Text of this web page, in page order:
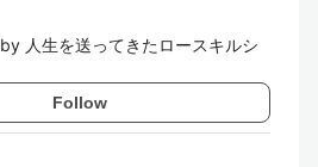
人生を送ってきたロースキルシ
Follow